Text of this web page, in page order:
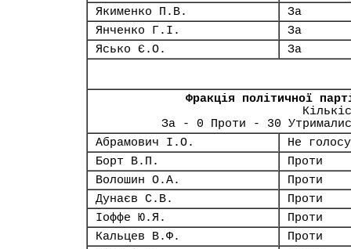
Якименко П.В.
За
Янченко Г.І.
За
Ясько Є.О.
За
Фракція політичної
За - 0 Проти - 30
Абрамович І.О.
Не
Борт В.П.
Проти
Волошин О.А.
Проти
Дунаєв С.В.
Проти
Іоффе Ю.Я.
Проти
Кальцев В.Ф.
Проти